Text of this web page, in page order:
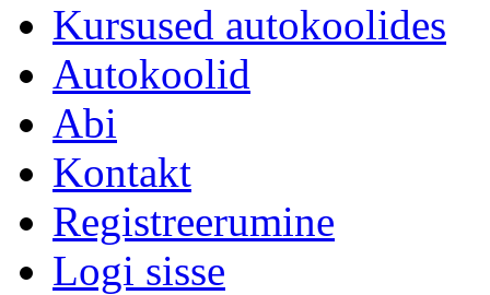
Kursused autokoolides
Autokoolid
Abi
Kontakt
Registreerumine
Logi sisse